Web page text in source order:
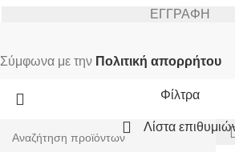
Σύμφωνα με την Πολιτική απορρήτου
Φίλτρα
Λίστα